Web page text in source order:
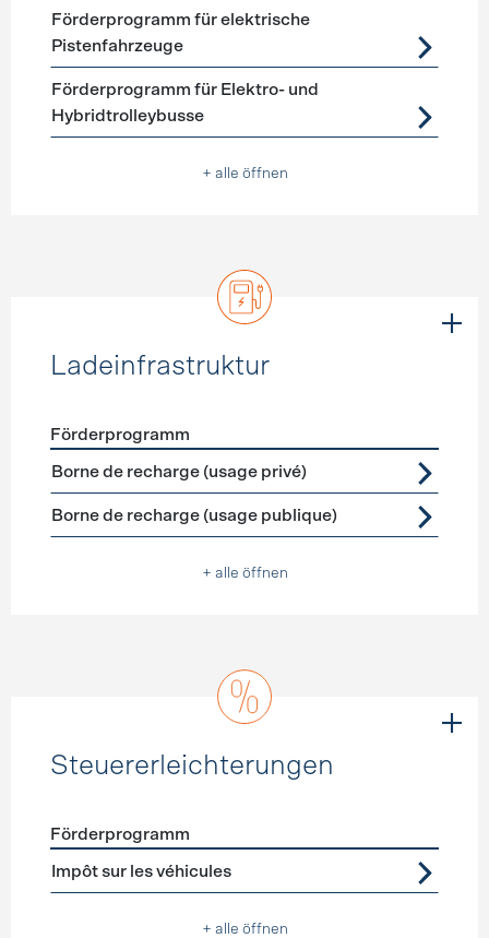
Förderprogramme Elektrofahrzeuge
Förderprogramm für elektrische
Pistenfahrzeuge
Förderprogramm für Elektro- und
Hybridtrolleybusse
+ alle öffnen
Ladeinfrastruktur
Förderprogramme Ladeinfrastruktur
Förderprogramm
Borne de recharge (usage privé)
Borne de recharge (usage publique)
+ alle öffnen
Steuererleichterungen
Förderprogramme Steuererleichterungen
Förderprogramm
Impôt sur les véhicules
+ alle öffnen